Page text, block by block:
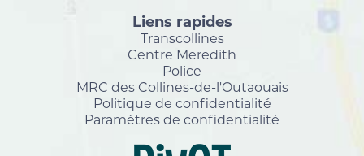
Liens rapides
Transcollines
Centre Meredith
Police
MRC des Collines-de-l'Outaouais
Politique de confidentialité
Paramètres de confidentialité